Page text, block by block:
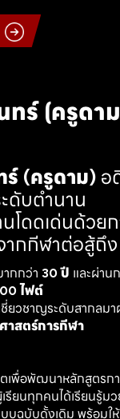
ทร์ (ครูดา
ร์ (ครูดาม)อ
ดับตำนาน
โดดเด่นด้วย
ากกีฬาต่อสู้ถึง
กกว่า 30 ปี และผ่าน
ไฟต์
ชี่ยวชาญระดับสากลม
าสตร์การกีฬา
เพื่อพัฒนาหลักสูตรก
รียนทุกคนได้เรียนรู้มว
บฉบับดั้งเดิม พร้อมใ